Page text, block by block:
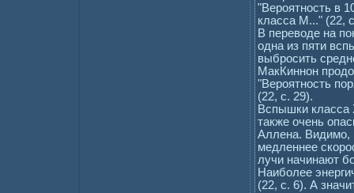
"Вероятность в
класса М..." (22,
В переводе на
одна из пяти
выбросить
МакКиннон
"Вероятность
(22, с. 29).
Вспышки класса
также очень
Аллена. Видимо,
медленнее
лучи начинают
Наиболее
(22, с. 6). А